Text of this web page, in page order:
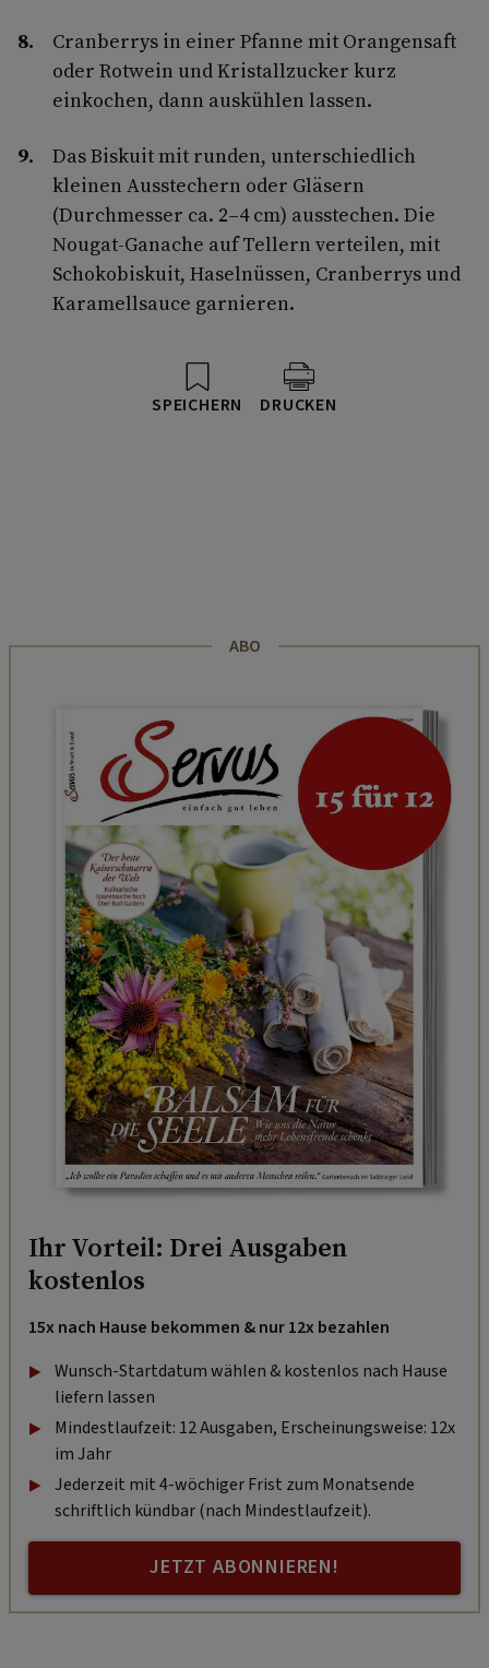
Cranberrys in einer Pfanne mit Orangensaft
oder Rotwein und Kristallzucker kurz
einkochen, dann auskühlen lassen.
Das Biskuit mit runden, unterschiedlich
kleinen Ausstechern oder Gläsern
(Durchmesser ca. 2–4 cm) ausstechen. Die
Nougat-Ganache auf Tellern verteilen, mit
Schokobiskuit, Haselnüssen, Cranberrys und
Karamellsauce garnieren.
SPEICHERN DRUCKEN
ABO
Ihr Vorteil: Drei Ausgaben
kostenlos
15x nach Hause bekommen & nur 12x bezahlen
Wunsch-Startdatum wählen & kostenlos nach Hause
liefern lassen
Mindestlaufzeit: 12 Ausgaben, Erscheinungsweise: 12x
im Jahr
Jederzeit mit 4-wöchiger Frist zum Monatsende
schriftlich kündbar (nach Mindestlaufzeit).
JETZT ABONNIEREN!